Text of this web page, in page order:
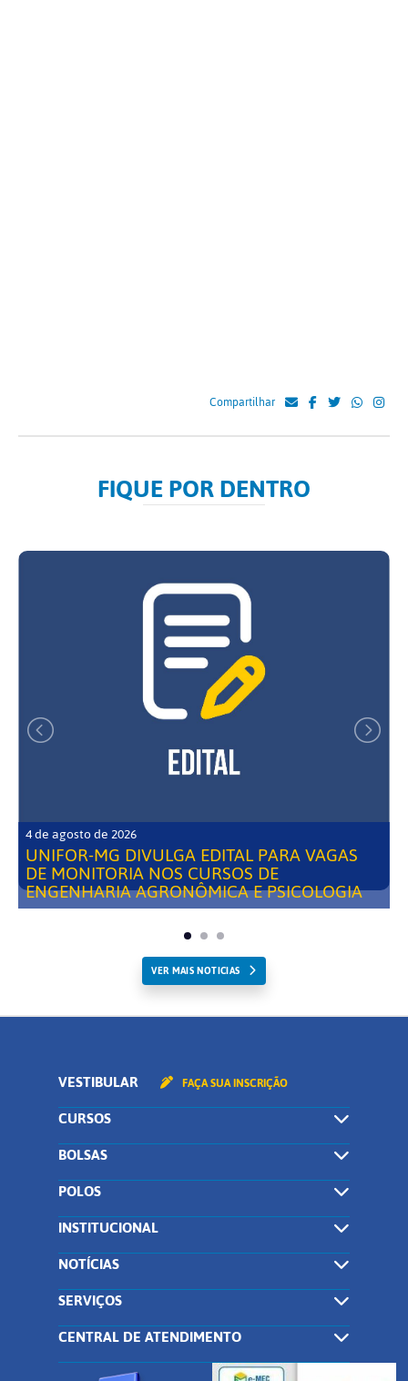
Compartilhar
FIQUE POR DENTRO
4 de agosto de 2026
UNIFOR-MG DIVULGA EDITAL PARA VAGAS
DE MONITORIA NOS CURSOS DE
ENGENHARIA AGRONÔMICA E PSICOLOGIA
VER MAIS NOTICIAS
VESTIBULAR FAÇA SUA INSCRIÇÃO
CURSOS
BOLSAS
POLOS
INSTITUCIONAL
NOTÍCIAS
SERVIÇOS
CENTRAL DE ATENDIMENTO